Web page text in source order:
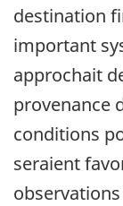
destination
important
approchait
provenance
conditions
seraient